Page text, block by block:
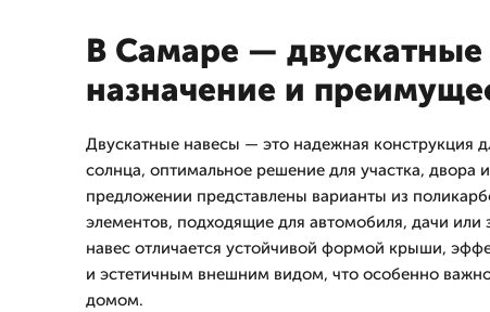
В Самаре — двускатные
назначение и
Двускатные навесы — это надежная конструкция
солнца, оптимальное решение для участка, двора
предложении представлены варианты из
элементов, подходящие для автомобиля, дачи или
навес отличается устойчивой формой крыши,
и эстетичным внешним видом, что особенно
домом.